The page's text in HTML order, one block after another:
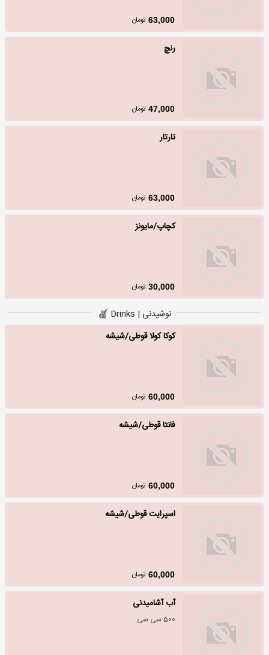
63,000 تومان
رنچ
47,000 تومان
تارتار
63,000 تومان
کچاپ/مایونز
30,000 تومان
نوشیدنی | Drinks
کوکا کولا قوطی/شیشه
60,000 تومان
فانتا قوطی/شیشه
60,000 تومان
اسپرایت قوطی/شیشه
60,000 تومان
آب آشامیدنی
500 سی سی